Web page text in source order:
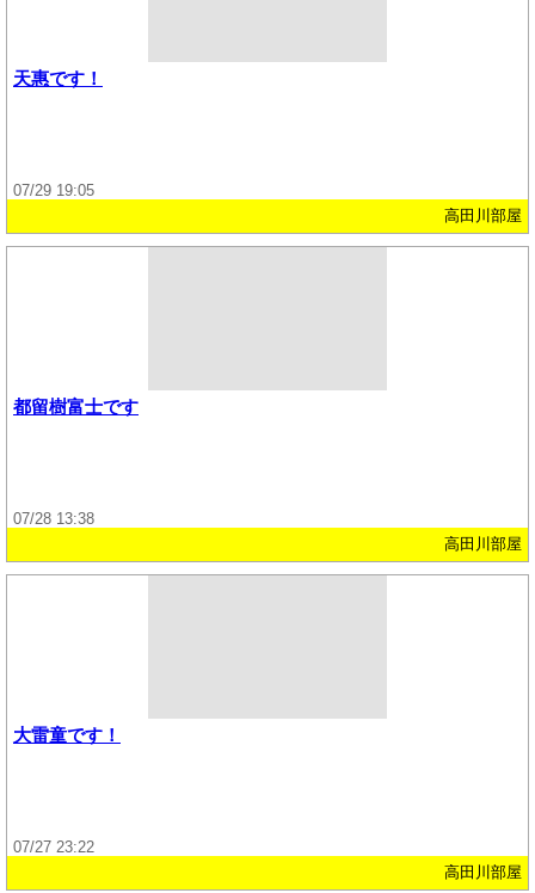
天惠です！
07/29 19:05
高田川部屋
都留樹富士です
07/28 13:38
高田川部屋
大雷童です！
07/27 23:22
高田川部屋